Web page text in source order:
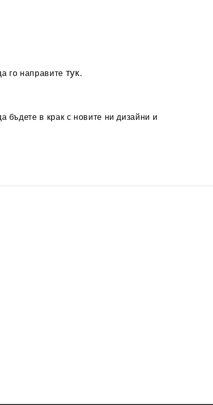
го направите тук.
бъдете в крак с новите ни дизайни и